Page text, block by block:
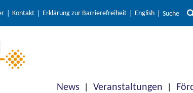
Kontakt Erklärung zur Barrierefreiheit English Suche
News Veranstaltungen